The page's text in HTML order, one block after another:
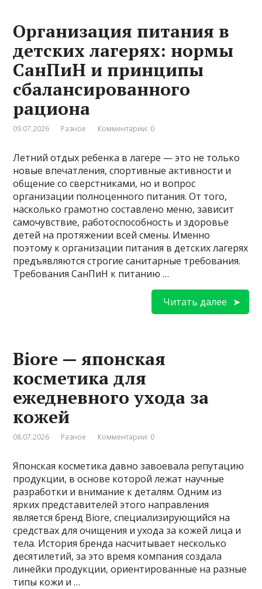
Организация питания в
детских лагерях: нормы
СанПиН и принципы
сбалансированного
рациона
09.07.2026 Разное Комментарии: 0
Летний отдых ребенка в лагере — это не только
новые впечатления, спортивные активности и
общение со сверстниками, но и вопрос
организации полноценного питания. От того,
насколько грамотно составлено меню, зависит
самочувствие, работоспособность и здоровье
детей на протяжении всей смены. Именно
поэтому к организации питания в детских лагерях
предъявляются строгие санитарные требования.
Требования СанПиН к питанию …
Читать далее
Biore — японская
косметика для
ежедневного ухода за
кожей
08.07.2026 Разное Комментарии: 0
Японская косметика давно завоевала репутацию
продукции, в основе которой лежат научные
разработки и внимание к деталям. Одним из
ярких представителей этого направления
является бренд Biore, специализирующийся на
средствах для очищения и ухода за кожей лица и
тела. История бренда насчитывает несколько
десятилетий, за это время компания создала
линейки продукции, ориентированные на разные
типы кожи и …